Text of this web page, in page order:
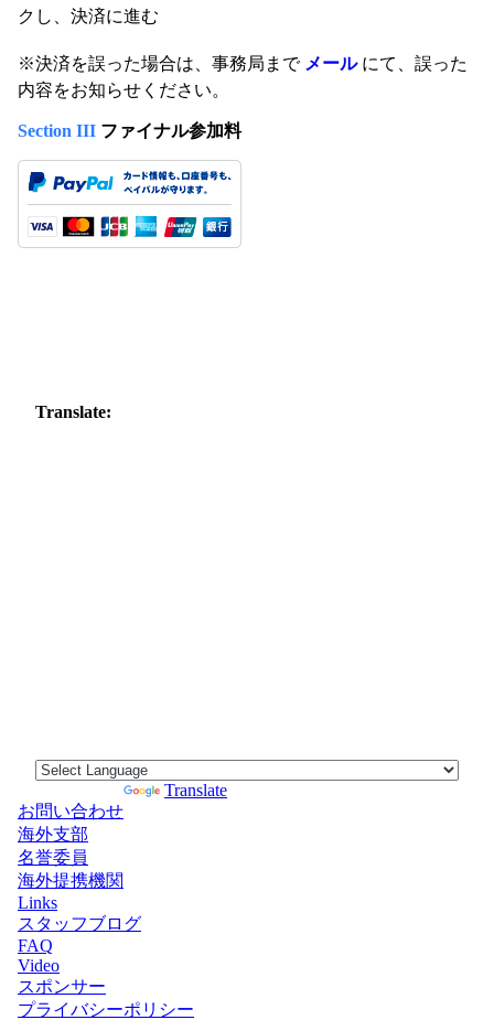
クし、決済に進む
※決済を誤った場合は、事務局まで メールにて、誤った
内容をお知らせください。
Section III ファイナル参加料
Translate:
Translate
お問い合わせ
海外支部
名誉委員
海外提携機関
Links
スタッフブログ
FAQ
Video
スポンサー
プライバシーポリシー